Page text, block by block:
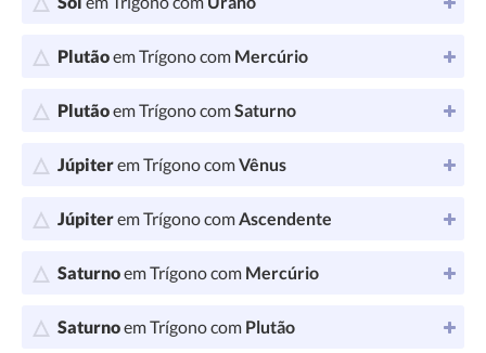
Plutãoem Trígono com Mercúrio
Plutãoem Trígono comSaturno
Júpiterem Trígono comVênus
Júpiterem Trígono comAscendente
Saturnoem Trígono com Mercúrio
Saturnoem Trígono com Plutão